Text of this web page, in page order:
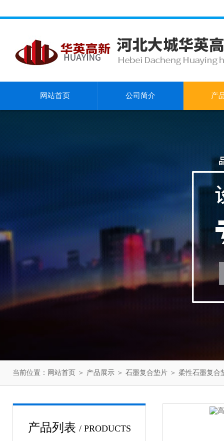
网站首页 公司简介 产
当前位置： 网站首页 ＞ 产品展示 ＞ 石墨复合垫片 ＞ 柔性石墨复合
产品列表 / PRODUCTS